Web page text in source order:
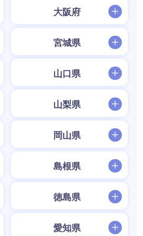
大阪府
宮城県
山口県
山梨県
岡山県
島根県
徳島県
愛知県